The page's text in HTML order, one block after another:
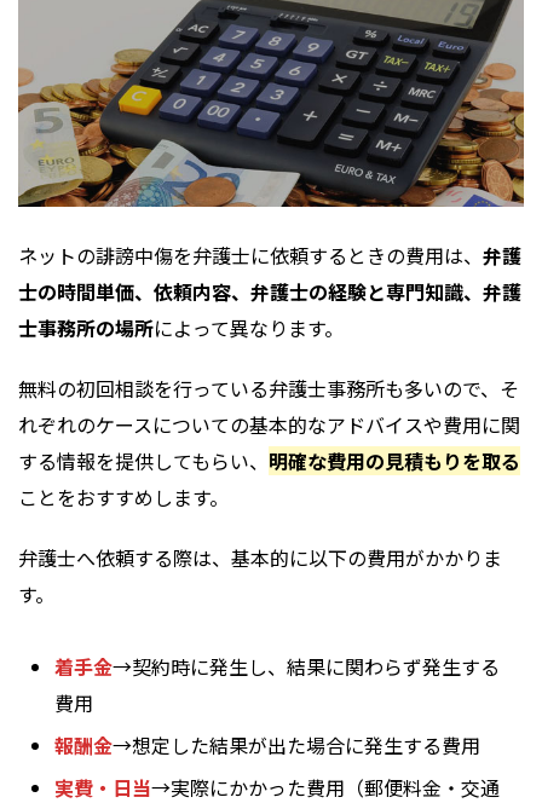
ネットの誹謗中傷を弁護士に依頼するときの費用は、 弁護
士の時間単価、依頼内容、弁護士の経験と専門知識、弁護
士事務所の場所によって異なります。
無料の初回相談を行っている弁護士事務所も多いので、そ
れぞれのケースについての基本的なアドバイスや費用に関
する情報を提供してもらい、 明確な費用の見積もりを取る
ことをおすすめします。
弁護士へ依頼する際は、基本的に以下の費用がかかりま
す。
着手金→契約時に発生し、結果に関わらず発生する
費用
報酬金→想定した結果が出た場合に発生する費用
実費・日当→実際にかかった費用（郵便料金・交通